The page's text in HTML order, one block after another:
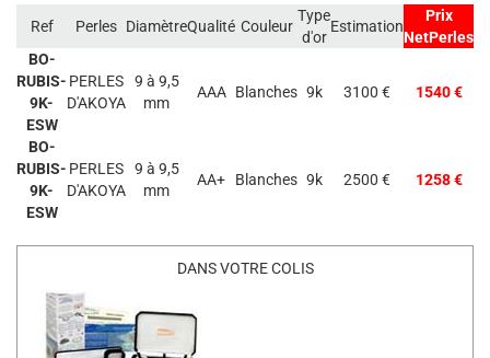
Ref Perles DiamètreQualité Couleur
Type
d'or
Estimation
Prix
NetPerles
BO-
RUBIS-
9K-
ESW
PERLES
D'AKOYA
9 à 9,5
mm
AAA Blanches 9k 3100 € 1540 €
BO-
RUBIS-
9K-
ESW
PERLES
D'AKOYA
9 à 9,5
mm
AA+ Blanches 9k 2500 € 1258 €
DANS VOTRE COLIS